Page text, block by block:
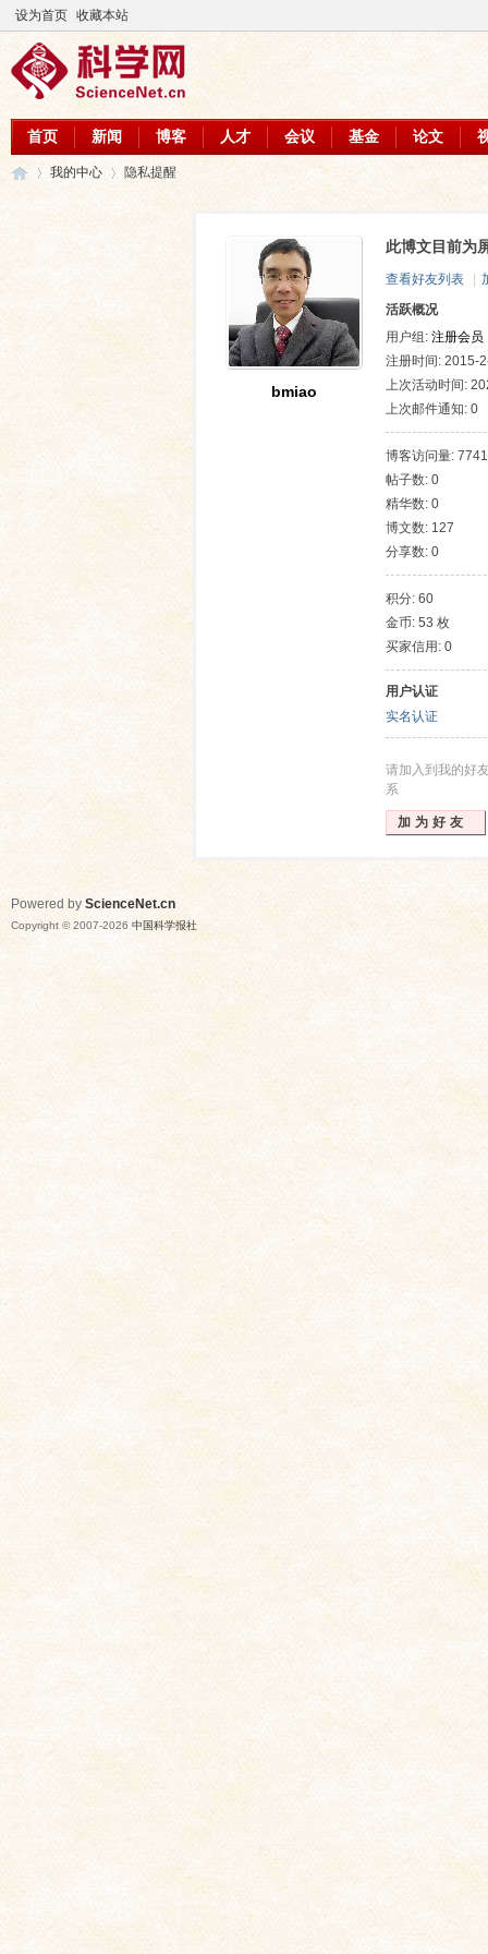
设为首页 收藏本站
首页 新闻 博客 人才 会议 基金 论文
我的中心 隐私提醒
bmiao
此博文目前为
查看好友列表
活跃概况
用户组: 注册会员
注册时间: 2015-
上次活动时间:
上次邮件通知: 0
博客访问量:
帖子数: 0
精华数: 0
博文数: 127
分享数: 0
积分: 60
金币: 53 枚
买家信用: 0
用户认证
实名认证
请加入到我的好
系
加为好友
Powered by ScienceNet.cn
Copyright © 2007-2026 中国科学报社